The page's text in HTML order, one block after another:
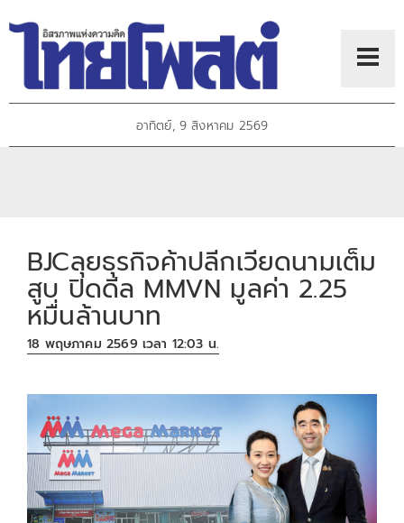
อาทิตย์, 9 สิงหาคม 2569
BJCลุยธุรกิจค้าปลีกเวียดนามเต็ม
สูบ ปิดดีล MMVN มูลค่า 2.25
หมื่นล้านบาท
18 พฤษภาคม 2569 เวลา 12:03 น.